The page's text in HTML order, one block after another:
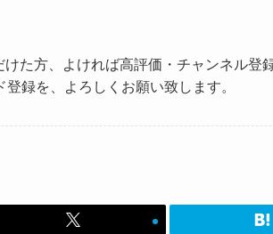
けた方、よければ高評価・チャンネル
録を、よろしくお願い致します。